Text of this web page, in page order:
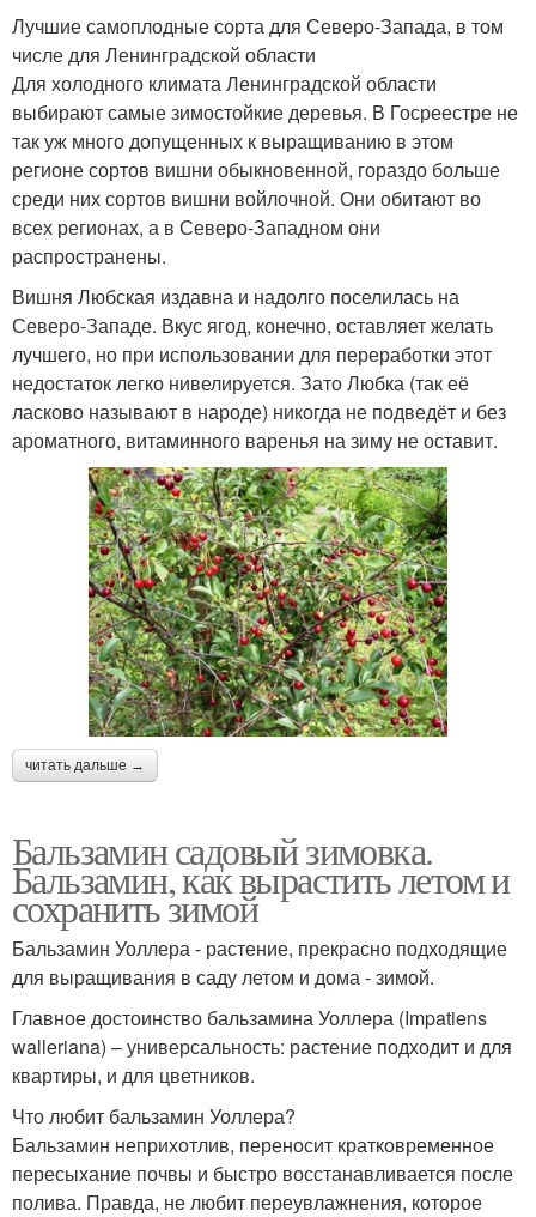
Лучшие самоплодные сорта для Северо-Запада, в том
числе для Ленинградской области
Для холодного климата Ленинградской области
выбирают самые зимостойкие деревья. В Госреестре не
так уж много допущенных к выращиванию в этом
регионе сортов вишни обыкновенной, гораздо больше
среди них сортов вишни войлочной. Они обитают во
всех регионах, а в Северо-Западном они
распространены.
Вишня Любская издавна и надолго поселилась на
Северо-Западе. Вкус ягод, конечно, оставляет желать
лучшего, но при использовании для переработки этот
недостаток легко нивелируется. Зато Любка (так её
ласково называют в народе) никогда не подведёт и без
ароматного, витаминного варенья на зиму не оставит.
читать дальше →
Бальзамин садовый зимовка.
Бальзамин, как вырастить летом и
сохранить зимой
Бальзамин Уоллера - растение, прекрасно подходящие
для выращивания в саду летом и дома - зимой.
Главное достоинство бальзамина Уоллера (Impatiens
walleriana) – универсальность: растение подходит и для
квартиры, и для цветников.
Что любит бальзамин Уоллера?
Бальзамин неприхотлив, переносит кратковременное
пересыхание почвы и быстро восстанавливается после
полива. Правда, не любит переувлажнения, которое